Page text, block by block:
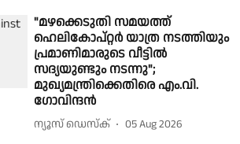
"മഴക്കെടുതി സമയത്ത്
ഹെലികോപ്റ്റർ യാത്ര നടത്തിയും
പ്രമാണിമാരുടെ വീട്ടിൽ
സദ്യയുണ്ടും നടന്നു";
മുഖ്യമന്ത്രിക്കെതിരെ എം.വി.
ഗോവിന്ദൻ
ന്യൂസ് ഡെസ്ക് 05 Aug 2026